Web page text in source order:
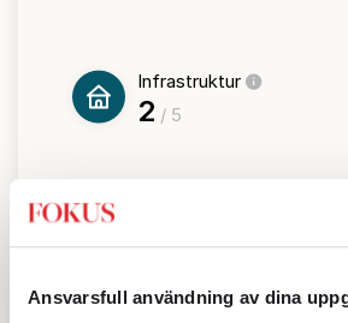
Ansvarsfull användning av dina
Infrastruktur
2 / 5
2.2